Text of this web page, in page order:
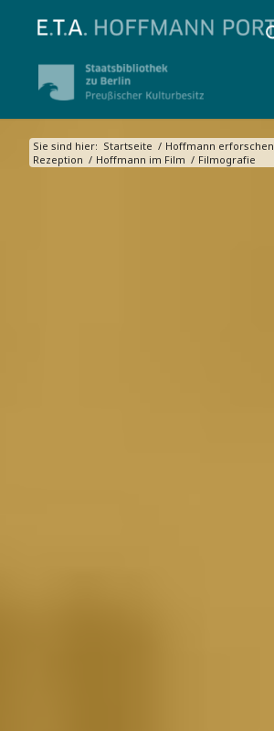
Sie sind hier: Startseite / Hoffmann erforschen
Rezeption / Hoffmann im Film / Filmografie